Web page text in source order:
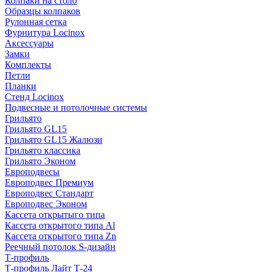
Образцы колпаков
Рулонная сетка
Фурнитура Locinox
Аксессуары
Замки
Комплекты
Петли
Планки
Стенд Locinox
Подвесные и потолочные системы
Грильято
Грильято GL15
Грильято GL15 Жалюзи
Грильято классика
Грильято Эконом
Европодвесы
Европодвес Премиум
Европодвес Стандарт
Европодвес Эконом
Кассета открытыго типа
Кассета открытого типа Al
Кассета открытого типа Zn
Реечный потолок S-дизайн
Т-профиль
Т-профиль Лайт Т-24